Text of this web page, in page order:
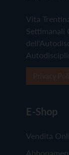
Vita
Settimanali
E-Shop
Vendita